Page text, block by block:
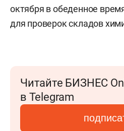
октября в обеденное
для проверок складов
Читайте БИЗНЕС
в Telegram